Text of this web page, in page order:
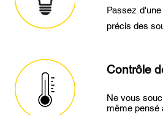
Passez
précis des
Contrôle
Ne vous
même pensé